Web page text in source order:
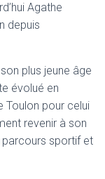
Agathe
depuis
plus jeune âge
évolué en
Toulon pour celui
revenir à son
parcours sportif et